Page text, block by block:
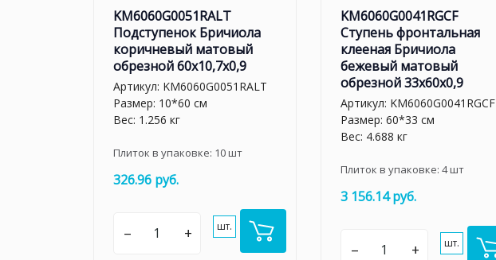
KM6060G0051RALT
Подступенок Бричиола
коричневый матовый
обрезной 60x10,7x0,9
Артикул: KM6060G0051RALT
Размер: 10*60 см
Вес: 1.256 кг
Плиток в упаковке: 10шт
326.96 руб.
– + шт.
KM6060G0041RGCF
Ступень фронтальная
клееная Бричиола
бежевый матовый
обрезной 33x60x0,9
Артикул: KM6060G0041RGCF
Размер: 60*33 см
Вес: 4.688 кг
Плиток в упаковке: 4шт
3 156.14 руб.
– + шт.